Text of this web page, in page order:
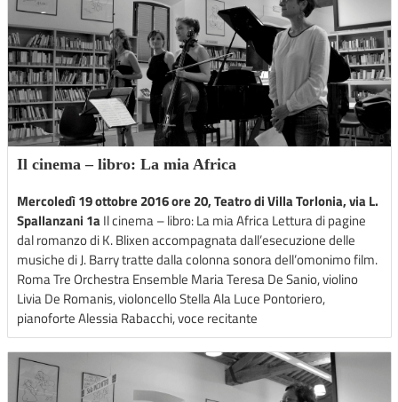
Il cinema – libro: La mia Africa
Mercoledì 19 ottobre 2016 ore 20, Teatro di Villa Torlonia, via L.
Spallanzani 1aIl cinema – libro: La mia Africa Lettura di pagine
dal romanzo di K. Blixen accompagnata dall’esecuzione delle
musiche di J. Barry tratte dalla colonna sonora dell’omonimo film.
Roma Tre Orchestra Ensemble Maria Teresa De Sanio, violino
Livia De Romanis, violoncello Stella Ala Luce Pontoriero,
pianoforte Alessia Rabacchi, voce recitante